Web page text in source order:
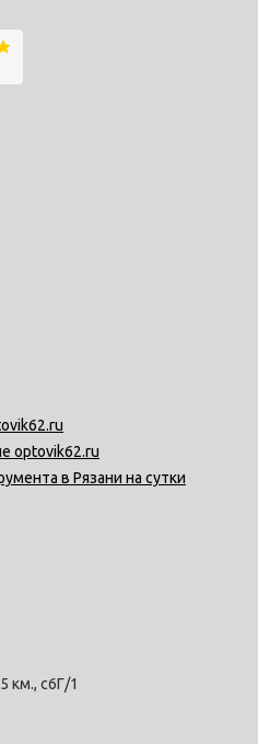
optovik62.ru
в Рязани на сутки
км., с6Г/1